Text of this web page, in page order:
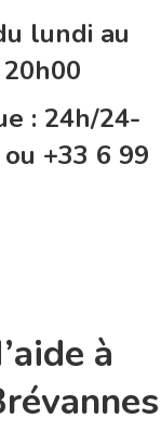
lundi au
: 24h/24-
+33 6 99
à